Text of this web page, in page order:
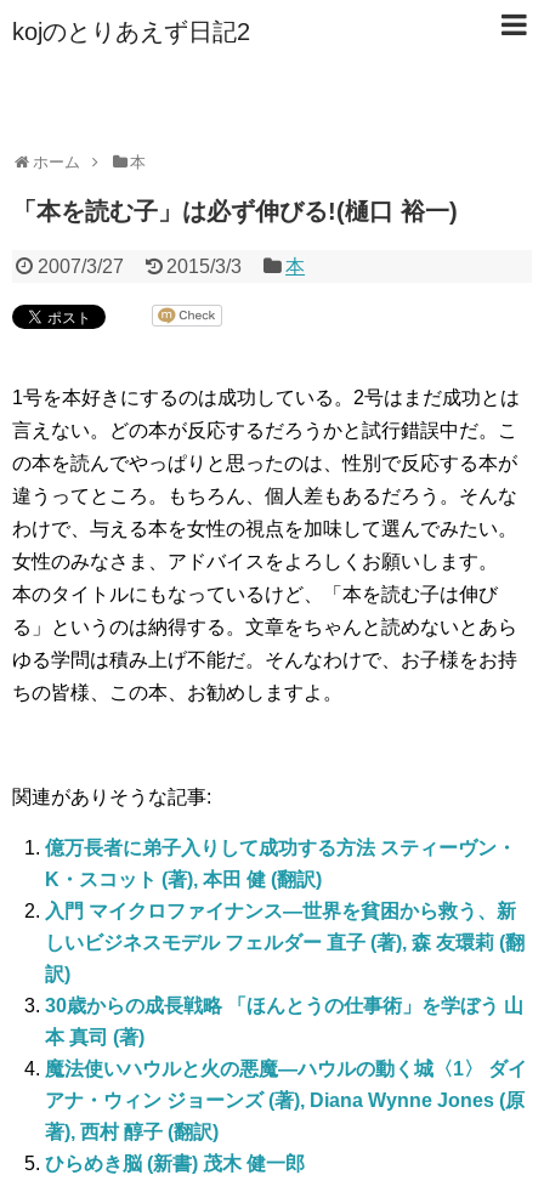
kojのとりあえず日記2
ホーム 本
「本を読む子」は必ず伸びる!(樋口 裕一)
2007/3/27 2015/3/3 本
1号を本好きにするのは成功している。2号はまだ成功とは
言えない。どの本が反応するだろうかと試行錯誤中だ。こ
の本を読んでやっぱりと思ったのは、性別で反応する本が
違うってところ。もちろん、個人差もあるだろう。そんな
わけで、与える本を女性の視点を加味して選んでみたい。
女性のみなさま、アドバイスをよろしくお願いします。
本のタイトルにもなっているけど、「本を読む子は伸び
る」というのは納得する。文章をちゃんと読めないとあら
ゆる学問は積み上げ不能だ。そんなわけで、お子様をお持
ちの皆様、この本、お勧めしますよ。
関連がありそうな記事:
億万長者に弟子入りして成功する方法 スティーヴン・
K・スコット (著), 本田 健 (翻訳)
入門 マイクロファイナンス—世界を貧困から救う、新
しいビジネスモデル フェルダー 直子 (著), 森 友環莉 (翻
訳)
30歳からの成長戦略 「ほんとうの仕事術」を学ぼう 山
本 真司 (著)
魔法使いハウルと火の悪魔—ハウルの動く城〈1〉 ダイ
アナ・ウィン ジョーンズ (著), Diana Wynne Jones (原
著), 西村 醇子 (翻訳)
ひらめき脳 (新書) 茂木 健一郎